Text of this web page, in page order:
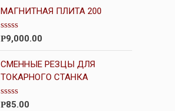
н
а
0
з
5
МАГНИТНАЯ ПЛИТА 200
О
н
к
а
0
з
Р9,000.00
СМЕННЫЕ РЕЗЦЫ ДЛЯ
ТОКАРНОГО СТАНКА
О
Р85.00